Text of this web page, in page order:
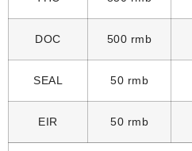
DOC 500 rmb
SEAL 50 rmb
EIR 50 rmb